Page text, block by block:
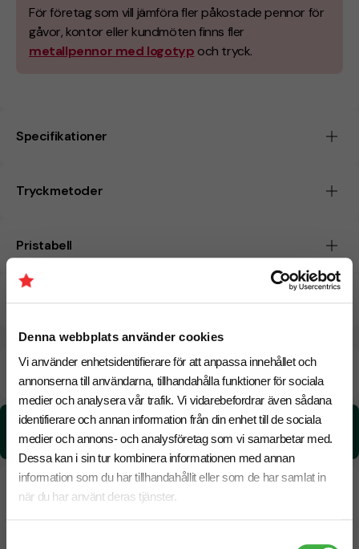
Denna webbplats använder cookies
Vi använder enhetsidentifierare för att anpassa innehållet och
annonserna till användarna, tillhandahålla funktioner för sociala
medier och analysera vår trafik. Vi vidarebefordrar även sådana
identifierare och annan information från din enhet till de sociala
medier och annons- och analysföretag som vi samarbetar med.
Dessa kan i sin tur kombinera informationen med annan
information som du har tillhandahållit eller som de har samlat in
när du har använt deras tjänster.
För företag som vill jämföra fler påkostade pennor för
gåvor, kontor eller kundmöten finns fler
metallpennor med logotyp och tryck.
Specifikationer
Tryckmetoder
Pristabell
CO₂e -avtryck
Beräknad leveranstid: 8 arbetsdagar
Snabbare leverans? Kontakta oss.
CO₂e -avtryck:
0.19 kg CO₂e / per styck